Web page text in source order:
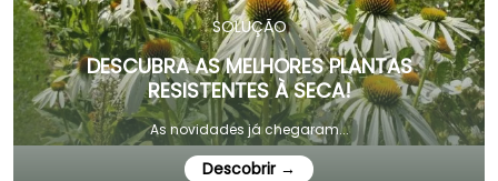
SOLUÇÃO
DESCUBRA AS MELHORES PLANTAS
RESISTENTES À SECA!
As novidades já chegaram...
Descobrir →